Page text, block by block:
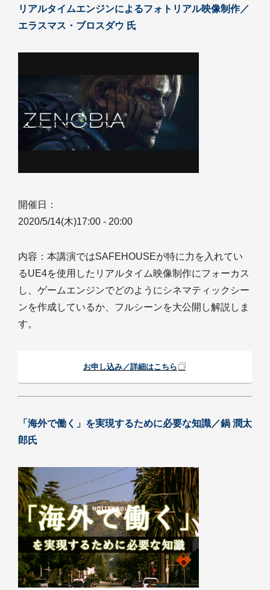
リアルタイムエンジンによるフォトリアル映像制作／
エラスマス・ブロスダウ 氏
開催日：
2020/5/14(木)17:00 - 20:00
内容：本講演ではSAFEHOUSEが特に力を入れてい
るUE4を使用したリアルタイム映像制作にフォーカス
し、ゲームエンジンでどのようにシネマティックシー
ンを作成しているか、フルシーンを大公開し解説しま
す。
お申し込み／詳細はこちら
「海外で働く」を実現するために必要な知識／鍋 潤太
郎氏